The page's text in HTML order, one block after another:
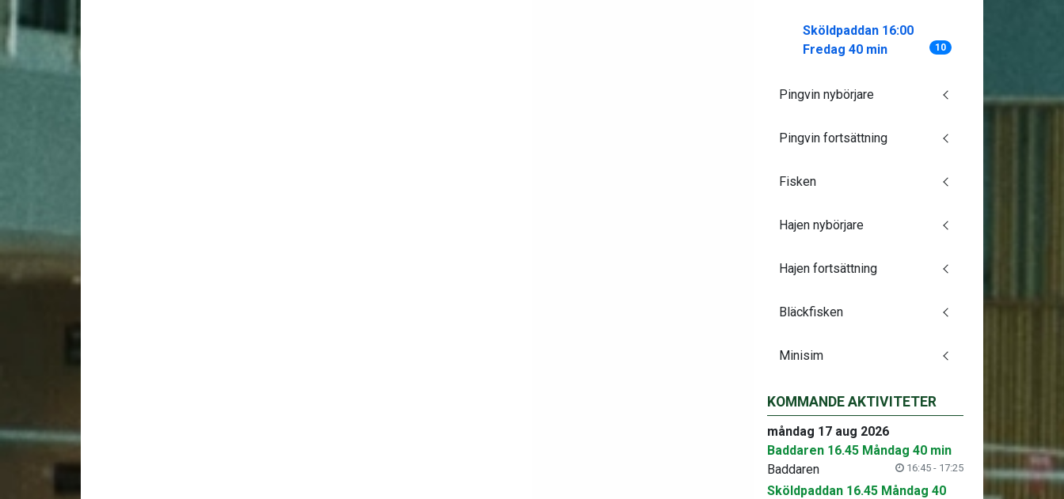
Sköldpaddan 16:00
Fredag 40 min
10
Pingvin nybörjare
Pingvin fortsättning
Fisken
Hajen nybörjare
Hajen fortsättning
Bläckfisken
Minisim
KOMMANDE AKTIVITETER
måndag 17 aug 2026
Baddaren 16.45 Måndag 40 min
16:45 - 17:25
Baddaren
Sköldpaddan 16.45 Måndag 40